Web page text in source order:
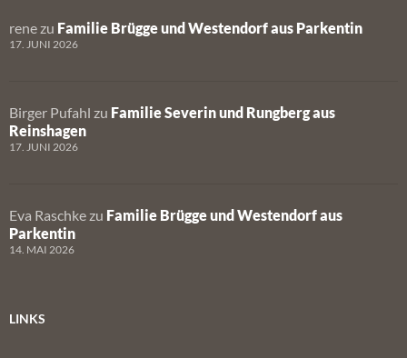
rene zu Familie Brügge und Westendorf aus Parkentin
17. JUNI 2026
Birger Pufahl zu Familie Severin und Rungberg aus
Reinshagen
17. JUNI 2026
Eva Raschke zu Familie Brügge und Westendorf aus
Parkentin
14. MAI 2026
LINKS